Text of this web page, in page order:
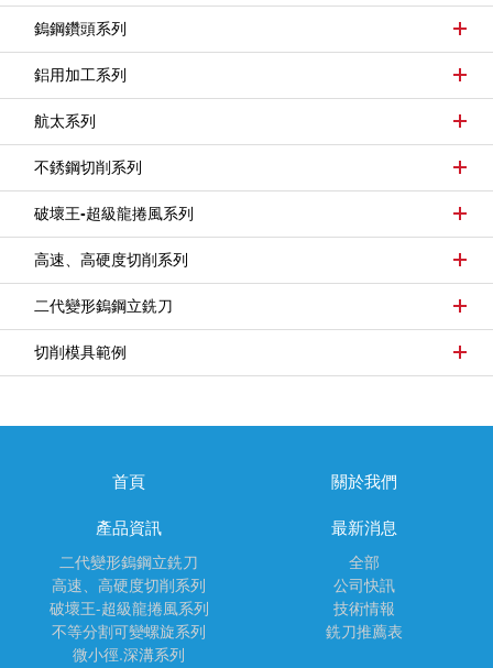
鎢鋼鑽頭系列
鋁用加工系列
航太系列
不銹鋼切削系列
破壞王-超級龍捲風系列
高速、高硬度切削系列
二代變形鎢鋼立銑刀
切削模具範例
首頁 關於我們
產品資訊
二代變形鎢鋼立銑刀
高速、高硬度切削系列
破壞王-超級龍捲風系列
不等分割可變螺旋系列
微小徑.深溝系列
最新消息
全部
公司快訊
技術情報
銑刀推薦表